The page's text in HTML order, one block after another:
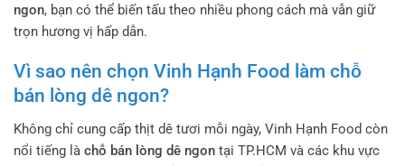
ngon, bạn có thể biến tấu theo nhiều phong cách mà vẫn giữ
trọn hương vị hấp dẫn.
Vì sao nên chọn Vinh Hạnh Food làm chỗ
bán lòng dê ngon?
Không chỉ cung cấp thịt dê tươi mỗi ngày, Vinh Hạnh Food còn
nổi tiếng là chỗ bán lòng dê ngon tại TP.HCM và các khu vực